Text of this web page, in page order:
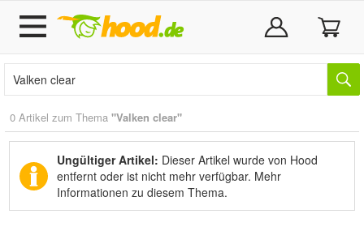
0 Artikel zum Thema "Valken clear"
Ungültiger Artikel: Dieser Artikel wurde von Hood
entfernt oder ist nicht mehr verfügbar. Mehr
Informationen zu diesem Thema.